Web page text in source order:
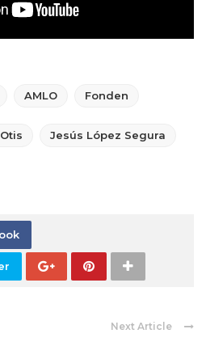
AMLO Fonden
Jesús López Segura
Next Article